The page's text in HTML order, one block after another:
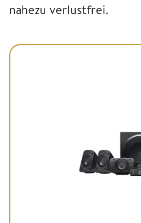
nahezu verlustfrei.